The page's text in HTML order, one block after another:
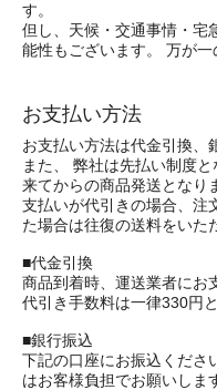
す。
但し、天候・交通事情・宅
能性もございます。 万が一
お支払い方法
お支払い方法は代金引換、
また、 弊社は先払い制度
来てからの商品発送となり
支払いが代引きの場合、注
た場合は往復の送料をいた
■代金引換
商品到着時、運送業者にお
代引き手数料は一律330円
■銀行振込
下記の口座にお振込くださ
はお客様負担でお願いしま